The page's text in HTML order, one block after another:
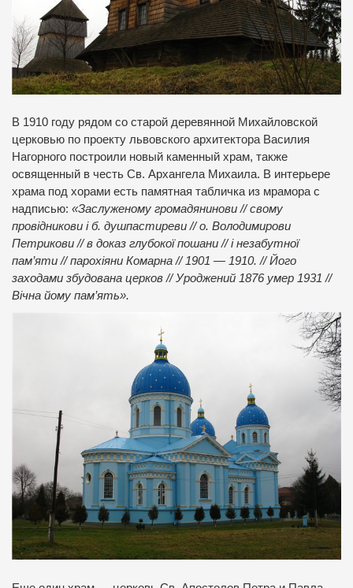
В 1910 году рядом со старой деревянной Михайловской
церковью по проекту львовского архитектора Василия
Нагорного построили новый каменный храм, также
освященный в честь Св. Архангела Михаила. В интерьере
храма под хорами есть памятная табличка из мрамора с
надписью: «Заслуженому громадянинови // свому
провідникови і б. душпастиреви // о. Володимирови
Петрикови // в доказ глубокої пошани // і незабутної
пам’яти // парохіяни Комарна // 1901 — 1910. // Його
заходами збудована церков // Уроджений 1876 умер 1931 //
Вічна йому пам’ять».